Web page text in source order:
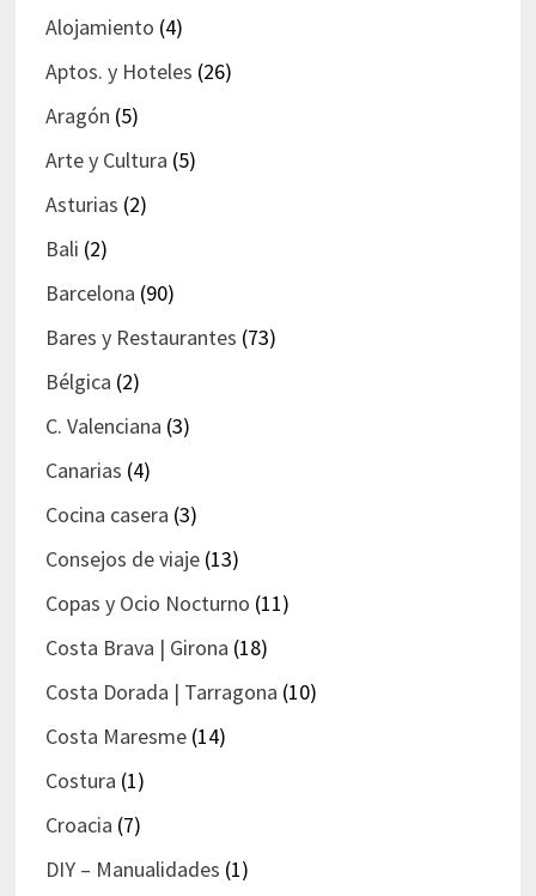
Alojamiento (4)
Aptos. y Hoteles (26)
Aragón (5)
Arte y Cultura (5)
Asturias (2)
Bali (2)
Barcelona (90)
Bares y Restaurantes (73)
Bélgica (2)
C. Valenciana (3)
Canarias (4)
Cocina casera (3)
Consejos de viaje(13)
Copas y Ocio Nocturno (11)
Costa Brava | Girona (18)
Costa Dorada | Tarragona (10)
Costa Maresme(14)
Costura (1)
Croacia (7)
DIY – Manualidades (1)